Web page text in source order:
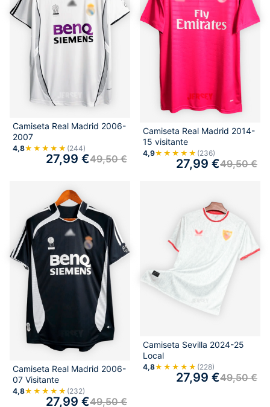
Camiseta Real Madrid 2006-
2007
4,8★★★★★ (244)
49,50€
27,99 €
Camiseta Real Madrid 2014-
15 visitante
4,9★★★★★ (236)
49,50€
27,99 €
Camiseta Real Madrid 2006-
07 Visitante
4,8★★★★★ (232)
49,50€
27,99 €
Camiseta Sevilla 2024-25
Local
4,8★★★★★ (228)
49,50€
27,99 €